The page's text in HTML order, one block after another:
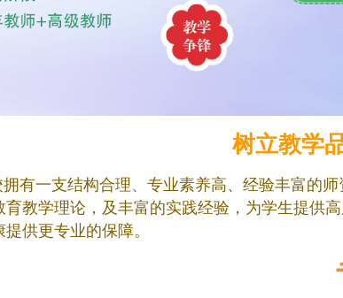
树立教学
有一支结构合理、专业素养高、经验丰富的师
育教学理论，及丰富的实践经验，为学生提供高
供更专业的保障。